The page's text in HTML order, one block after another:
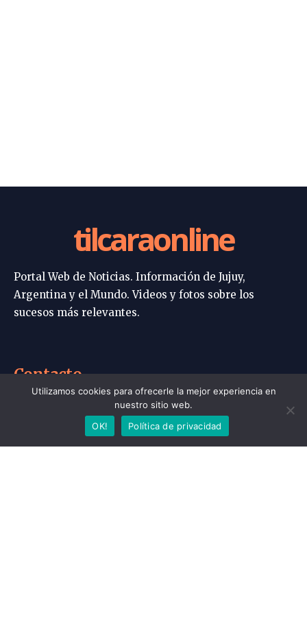
tilcaraonline
Portal Web de Noticias. Información de Jujuy,
Argentina y el Mundo. Videos y fotos sobre los
sucesos más relevantes.
Contacto
info@tilcaraonline.com
Utilizamos cookies para ofrecerle la mejor experiencia en
nuestro sitio web.
OK!
Política de privacidad